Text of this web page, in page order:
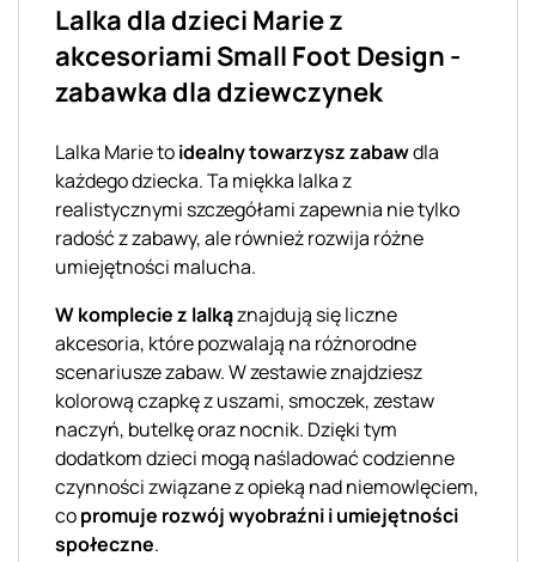
Lalka dla dzieci Marie z
akcesoriami Small Foot Design -
zabawka dla dziewczynek
Lalka Marie toidealny towarzysz zabawdla
każdego dziecka. Ta miękka lalka z
realistycznymi szczegółami zapewnia nie tylko
radość z zabawy, ale również rozwija różne
umiejętności malucha.
W komplecie z lalkąznajdują się liczne
akcesoria, które pozwalają na różnorodne
scenariusze zabaw. W zestawie znajdziesz
kolorową czapkę z uszami, smoczek, zestaw
naczyń, butelkę oraz nocnik. Dzięki tym
dodatkom dzieci mogą naśladować codzienne
czynności związane z opieką nad niemowlęciem,
copromuje rozwój wyobraźni i umiejętności
społeczne.